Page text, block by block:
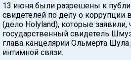
13 июня были разрешены к
свидетелей по делу о коррупции
(дело Holyland), которые заявили,
государственный свидетель
глава канцелярии Ольмерта Шула
интимной связи.